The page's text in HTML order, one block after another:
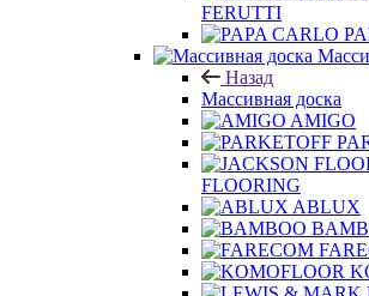
FERUTTI
Назад
Массивная доска
AMIGO
FLOORING
ABLUX